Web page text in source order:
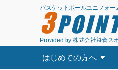
バスケットボールユニフォ
3
Provided by 株式会社笹倉ス
はじめての方へ